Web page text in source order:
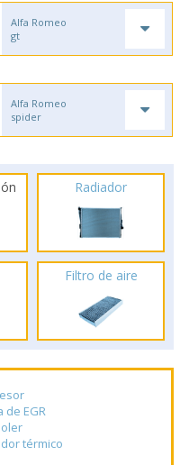
Alfa Romeo
gt
Alfa Romeo
spider
Radiador
Filtro de aire
de EGR
térmico